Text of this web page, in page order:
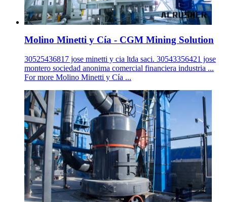
Molino Minetti y Cía - CGM Mining Solution
30525436817 jose minetti y cia ltda saci. 30543356421 jose
montero sociedad anonima comercial financiera industria ...
For more Molino Minetti y Cía ...